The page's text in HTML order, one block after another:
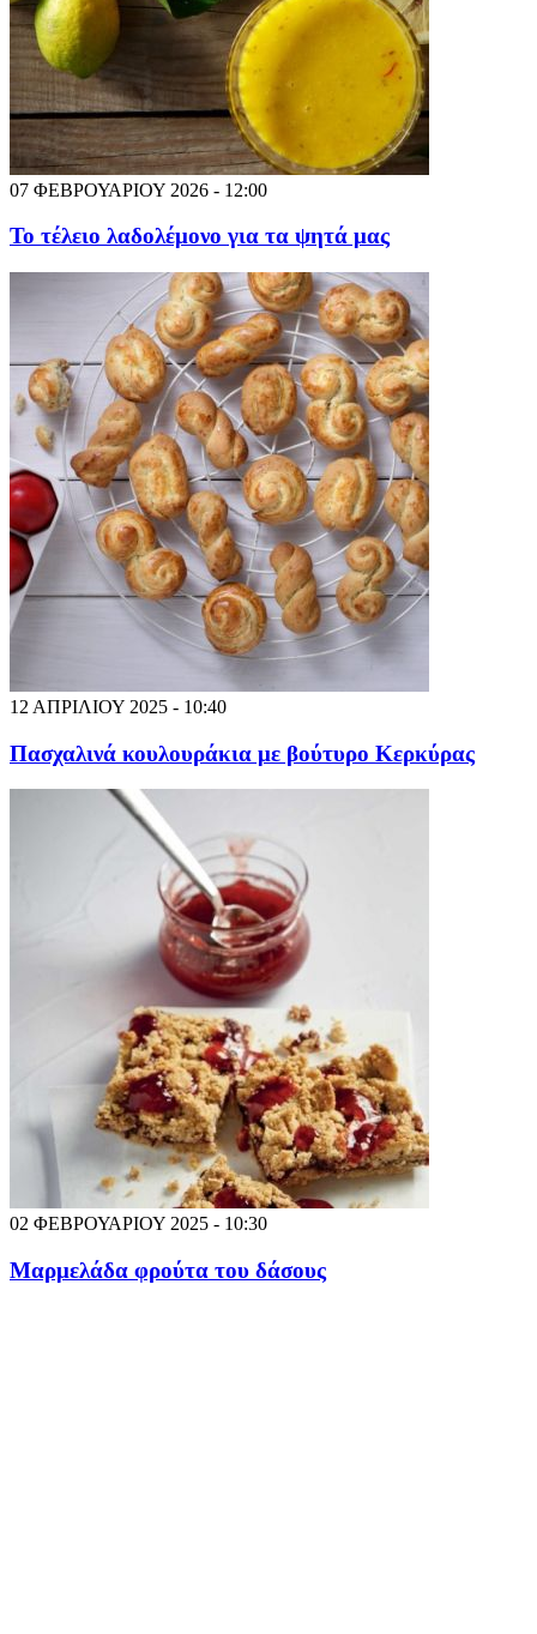
07 ΦΕΒΡΟΥΑΡΙΟΥ 2026 - 12:00
Το τέλειο λαδολέμονο για τα ψητά μας
12 ΑΠΡΙΛΙΟΥ 2025 - 10:40
Πασχαλινά κουλουράκια με βούτυρο Κερκύρας
02 ΦΕΒΡΟΥΑΡΙΟΥ 2025 - 10:30
Μαρμελάδα φρούτα του δάσους